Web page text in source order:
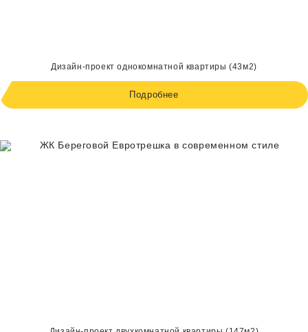
Дизайн-проект однокомнатной квартиры (43м2)
Подробнее